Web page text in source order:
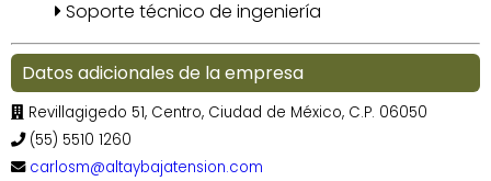
Soporte técnico de ingeniería
Datos adicionales de la empresa
Revillagigedo 51, Centro, Ciudad de México, C.P. 06050
(55) 5510 1260
carlosm@altaybajatension.com